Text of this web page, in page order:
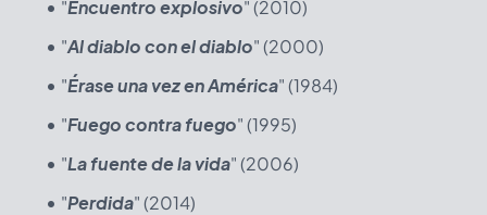
"Encuentro explosivo" (2010)
"Al diablo con el diablo" (2000)
"Érase una vez en América" (1984)
"Fuego contra fuego" (1995)
"La fuente de la vida" (2006)
"Perdida" (2014)